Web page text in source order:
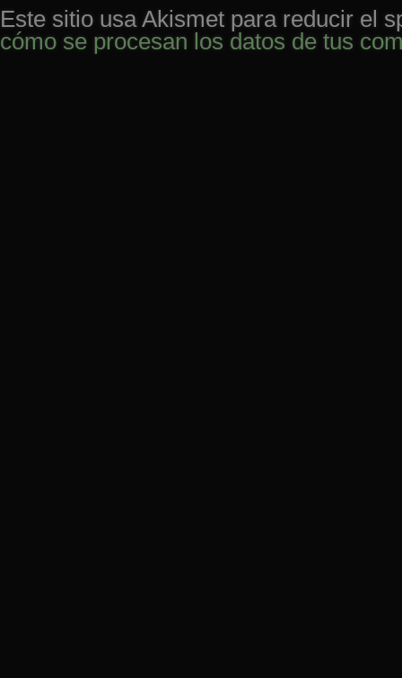
Este sitio usa Akismet para reducir el
cómo se procesan los datos de tus